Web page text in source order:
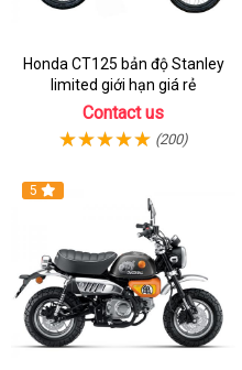
Honda CT125 bản độ Stanley
limited giới hạn giá rẻ
Contact us
(200)
5